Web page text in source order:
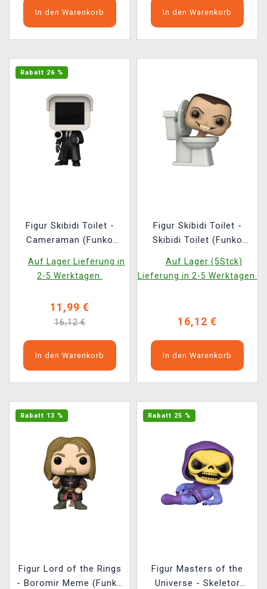
In den Warenkorb In den Warenkorb
Rabatt 26 %
Figur Skibidi Toilet -
Cameraman (Funko
Auf Lager Lieferung in
2-5 Werktagen.
11,99 €
16,12 €
In den Warenkorb
Figur Skibidi Toilet -
Skibidi Toilet (Funko
Auf Lager (5Stck)
Lieferung in 2-5 Werktagen.
16,12 €
In den Warenkorb
Rabatt 13 %
Figur Lord of the Rings
- Boromir Meme (Funko
Rabatt 25 %
Figur Masters of the
Universe - Skeletor